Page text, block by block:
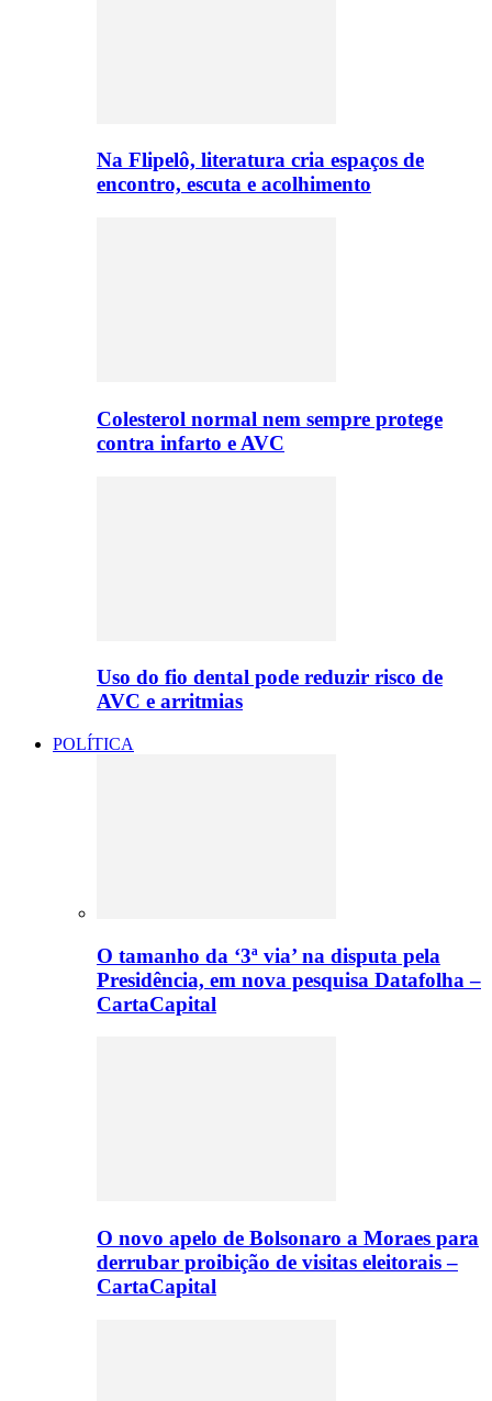
Na Flipelô, literatura cria espaços de
encontro, escuta e acolhimento
Colesterol normal nem sempre protege
contra infarto e AVC
Uso do fio dental pode reduzir risco de
AVC e arritmias
POLÍTICA
O tamanho da ‘3ª via’ na disputa pela
Presidência, em nova pesquisa Datafolha –
CartaCapital
O novo apelo de Bolsonaro a Moraes para
derrubar proibição de visitas eleitorais –
CartaCapital